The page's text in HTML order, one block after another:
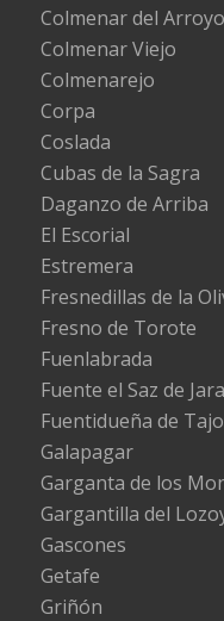
Colmenar del Arroyo
Colmenar Viejo
Colmenarejo
Corpa
Coslada
Cubas de la Sagra
Daganzo de Arriba
El Escorial
Estremera
Fresnedillas de la
Fresno de Torote
Fuenlabrada
Fuente el Saz de
Fuentidueña de Tajo
Galapagar
Garganta de los
Gargantilla del
Gascones
Getafe
Griñón